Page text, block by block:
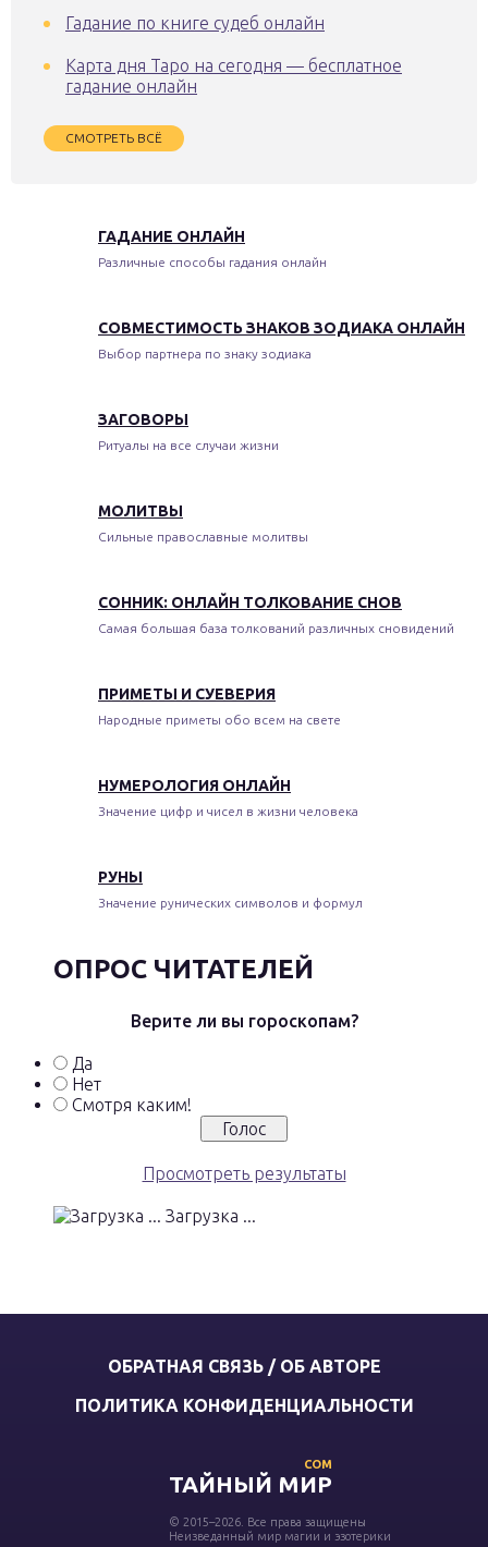
Гадание по книге судеб онлайн
Карта дня Таро на сегодня — бесплатное
гадание онлайн
СМОТРЕТЬ ВСЁ
ГАДАНИЕ ОНЛАЙН
Различные способы гадания онлайн
СОВМЕСТИМОСТЬ ЗНАКОВ ЗОДИАКА ОНЛАЙН
Выбор партнера по знаку зодиака
ЗАГОВОРЫ
Ритуалы на все случаи жизни
МОЛИТВЫ
Сильные православные молитвы
СОННИК: ОНЛАЙН ТОЛКОВАНИЕ СНОВ
Самая большая база толкований различных сновидений
ПРИМЕТЫ И СУЕВЕРИЯ
Народные приметы обо всем на свете
НУМЕРОЛОГИЯ ОНЛАЙН
Значение цифр и чисел в жизни человека
РУНЫ
Значение рунических символов и формул
ОПРОС ЧИТАТЕЛЕЙ
Верите ли вы гороскопам?
Да
Нет
Смотря каким!
Просмотреть результаты
Загрузка ...
ОБРАТНАЯ СВЯЗЬ / ОБ АВТОРЕ
ПОЛИТИКА КОНФИДЕНЦИАЛЬНОСТИ
ТАЙНЫЙ МИР
COM
© 2015–2026. Все права защищены
Неизведанный мир магии и эзотерики